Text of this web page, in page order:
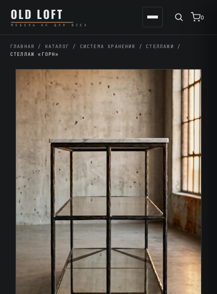
содержимому
содержимому
OLD LOFT
МЕБЕЛЬ НЕ ДЛЯ ВСЕХ
0
ГЛАВНАЯ / КАТАЛОГ / СИСТЕМА ХРАНЕНИЯ / СТЕЛЛАЖИ
/
СТЕЛЛАЖ «ГОРН»